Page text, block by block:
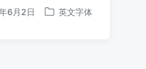
6月2日
发
英文字体